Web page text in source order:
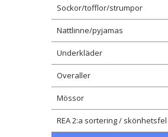
Sockor/tofflor/strumpor
Nattlinne/pyjamas
Underkläder
Overaller
Mössor
REA 2:a sortering / skönhetsfel